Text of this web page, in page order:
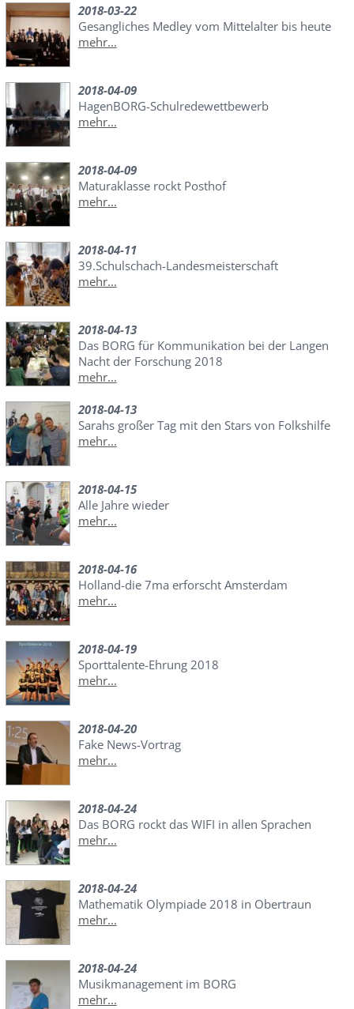
2018-03-22
Gesangliches Medley vom Mittelalter bis heute
mehr...
2018-04-09
HagenBORG-Schulredewettbewerb
mehr...
2018-04-09
Maturaklasse rockt Posthof
mehr...
2018-04-11
39.Schulschach-Landesmeisterschaft
mehr...
2018-04-13
Das BORG für Kommunikation bei der Langen
Nacht der Forschung 2018
mehr...
2018-04-13
Sarahs großer Tag mit den Stars von Folkshilfe
mehr...
2018-04-15
Alle Jahre wieder
mehr...
2018-04-16
Holland-die 7ma erforscht Amsterdam
mehr...
2018-04-19
Sporttalente-Ehrung 2018
mehr...
2018-04-20
Fake News-Vortrag
mehr...
2018-04-24
Das BORG rockt das WIFI in allen Sprachen
mehr...
2018-04-24
Mathematik Olympiade 2018 in Obertraun
mehr...
2018-04-24
Musikmanagement im BORG
mehr...